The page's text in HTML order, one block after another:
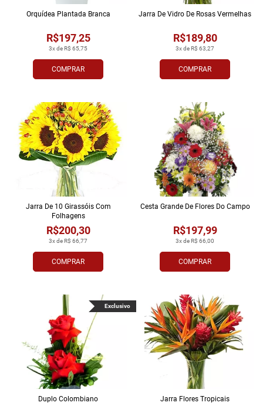
COMPRAR
3x de R$ 65,75
R$197,25
Orquídea Plantada Branca
COMPRAR
3x de R$ 63,27
R$189,80
Jarra De Vidro De Rosas Vermelhas
COMPRAR
3x de R$ 66,77
R$200,30
Jarra De 10 Girassóis Com
Folhagens
COMPRAR
3x de R$ 66,00
R$197,99
Cesta Grande De Flores Do Campo
Duplo Colombiano
Exclusivo
Jarra Flores Tropi­cais